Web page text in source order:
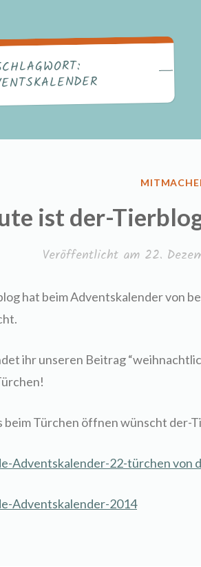
ist der-
Veröffentlicht am 22.
hat beim Adventskalender von
ihr unseren Beitrag
beim Türchen öffnen wünscht der-
Adventskalender-22-türchen von
Adventskalender-2014